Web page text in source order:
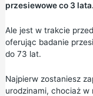
przesiewowe co 3 lata.
Ale jest w trakcie
oferując badanie
do 73 lat.
Najpierw zostaniesz
urodzinami, chociaż